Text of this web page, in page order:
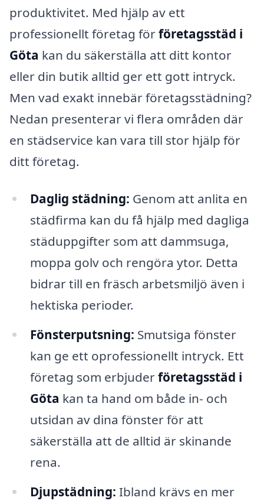
produktivitet. Med hjälp av ett
professionellt företag förföretagsstäd i
Göta kan du säkerställa att ditt kontor
eller din butik alltid ger ett gott intryck.
Men vad exakt innebär företagsstädning?
Nedan presenterar vi flera områden där
en städservice kan vara till stor hjälp för
ditt företag.
Daglig städning: Genom att anlita en
städfirma kan du få hjälp med dagliga
städuppgifter som att dammsuga,
moppa golv och rengöra ytor. Detta
bidrar till en fräsch arbetsmiljö även i
hektiska perioder.
Fönsterputsning: Smutsiga fönster
kan ge ett oprofessionellt intryck. Ett
företag som erbjuderföretagsstäd i
Göta kan ta hand om både in- och
utsidan av dina fönster för att
säkerställa att de alltid är skinande
rena.
Djupstädning: Ibland krävs en mer